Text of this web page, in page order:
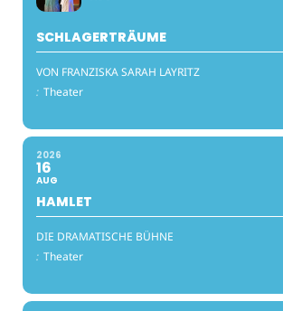
SCHLAGERTRÄUME
VON FRANZISKA SARAH LAYRITZ
: Theater
2026
16
AUG
HAMLET
DIE DRAMATISCHE BÜHNE
: Theater